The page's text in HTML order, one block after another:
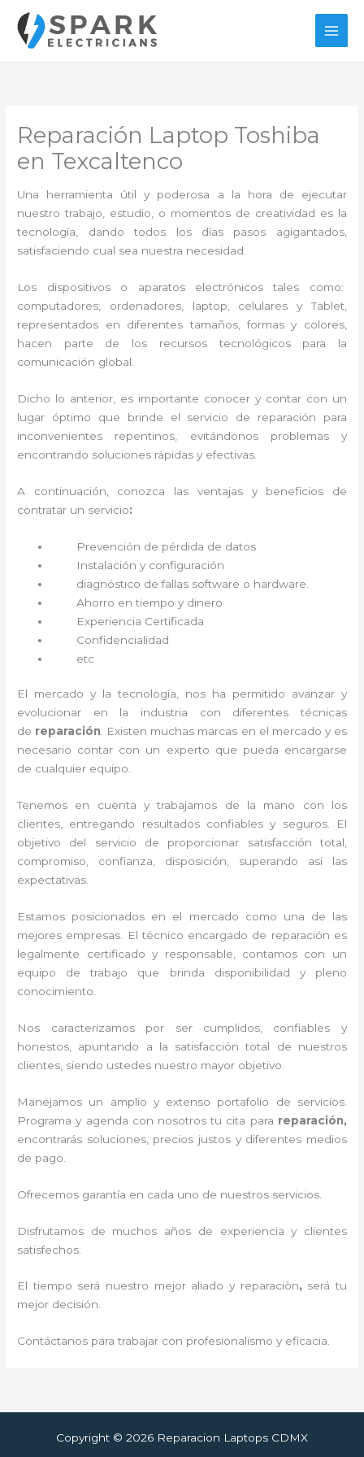
contenido
Reparación Laptop Toshiba
en Texcaltenco
Una herramienta útil y poderosa a la hora de ejecutar
nuestro trabajo, estudio, o momentos de creatividad es la
tecnología, dando todos los días pasos agigantados,
satisfaciendo cual sea nuestra necesidad.
Los dispositivos o aparatos electrónicos tales como:
computadores, ordenadores, laptop, celulares y Tablet,
representados en diferentes tamaños, formas y colores,
hacen parte de los recursos tecnológicos para la
comunicación global.
Dicho lo anterior, es importante conocer y contar con un
lugar óptimo que brinde el servicio de reparación
para
inconvenientes repentinos, evitándonos problemas y
encontrando soluciones rápidas y efectivas.
A continuación, conozca las ventajas y beneficios de
contratar un servicio:
Prevención de pérdida de datos
Instalación y configuración
diagnóstico de fallas software o hardware
Ahorro en tiempo y dinero
Experiencia Certificada
Confidencialidad
etc
El mercado y la tecnología, nos ha permitido avanzar y
evolucionar en la industria con diferentes técnicas
de reparación. Existen muchas marcas en el mercado y es
necesario contar con un experto que pueda encargarse
de cualquier equipo.
Tenemos en cuenta y trabajamos de la mano con los
clientes, entregando resultados confiables y seguros. El
objetivo del servicio de proporcionar satisfacción total,
compromiso, confianza, disposición, superando así las
expectativas.
Estamos posicionados en el mercado como una de las
mejores empresas. El técnico encargado de reparación es
legalmente certificado y responsable, contamos con un
equipo de trabajo que brinda disponibilidad y pleno
conocimiento.
Nos caracterizamos por ser cumplidos, confiables y
honestos, apuntando a la satisfacción total de nuestros
clientes, siendo ustedes nuestro mayor objetivo.
Manejamos un amplio y extenso portafolio de servicios.
Programa y agenda con nosotros tu cita para reparación,
encontrarás soluciones, precios justos y diferentes medios
de pago.
Ofrecemos garantía en cada uno de nuestros servicios.
Disfrutamos de muchos años de experiencia y clientes
satisfechos.
El tiempo será nuestro mejor aliado y reparaciòn, será tu
mejor decisión.
Contáctanos para trabajar con profesionalismo y eficacia.
Copyright © 2026 Reparacion Laptops CDMX